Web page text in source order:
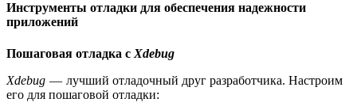
Инструменты отладки для обеспечения надежности
приложений
Пошаговая отладка с Xdebug
Xdebug — лучший отладочный друг разработчика. Настроим
его для пошаговой отладки: